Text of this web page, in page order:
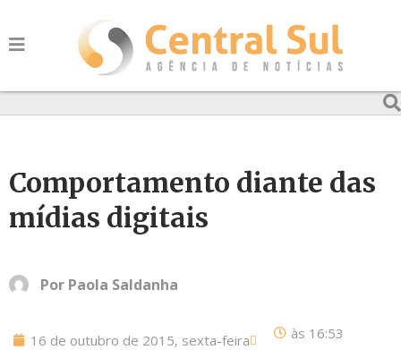
Comportamento diante das
mídias digitais
Por Paola Saldanha
16 de outubro de 2015, sexta-feira às 16:53